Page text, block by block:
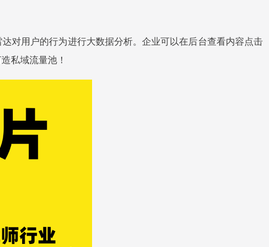
对用户的行为进行大数据分析。企业可以在后台查看内容点击
私域流量池！